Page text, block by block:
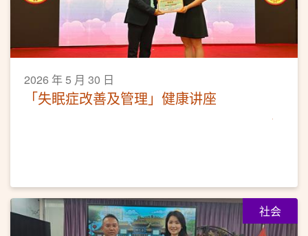
2026 年 5 月 30 日
「失眠症改善及管理」健康讲座
社会